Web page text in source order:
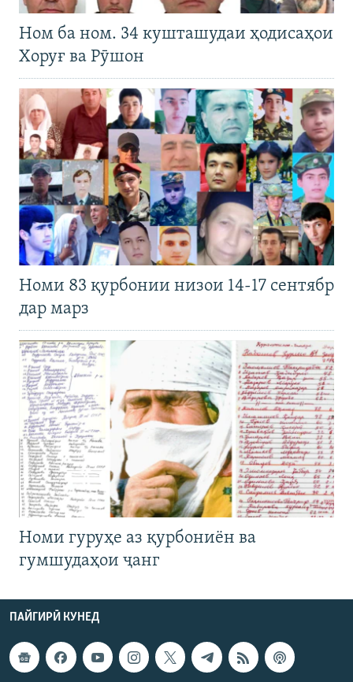
Ном ба ном. 34 кушташудаи ҳодисаҳои
Хоруғ ва Рӯшон
Номи 83 қурбонии низои 14-17 сентябр
дар марз
Номи гуруҳе аз қурбониён ва
гумшудаҳои ҷанг
ПАЙГИРӢ КУНЕД